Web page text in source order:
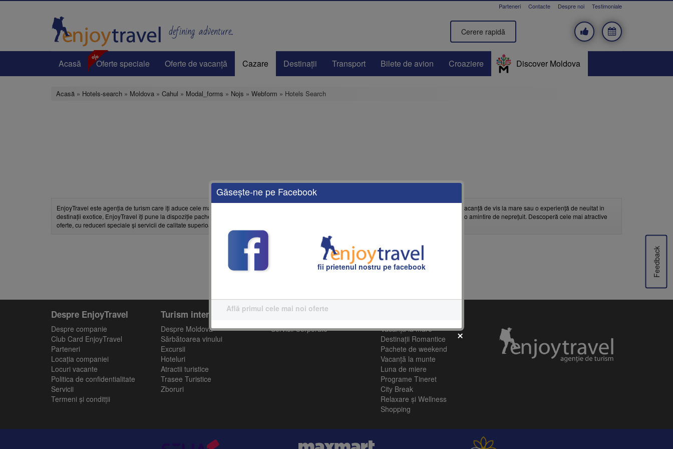
Testimoniale
Despre noi
Contacte
Parteneri
defining adventure.. Cerere rapidă
Acasă
%
Oferte speciale Oferte de vacanță Cazare Destinaţii Transport Bilete de avion Croaziere Discover Moldova
Acasă » Hotels-search » Moldova » Cahul » Modal_forms » Nojs » Webform » Hotels Search
EnjoyTravel este agenția de turism care îți aduce cele mai bune oferte de vacanță, adaptate nevoilor tale. Fie că îți dorești o escapadă de weekend, o vacanță de vis la mare sau o experiență de neuitat în
destinații exotice, EnjoyTravel îți pune la dispoziție pachete personalizate, cu opțiuni de transport, cazare și activități care îți vor transforma vacanța într-o amintire de neprețuit. Descoperă cele mai atractive
oferte, cu reduceri speciale și servicii de calitate superioară, toate planificate cu grijă de echipa noastră de experți în turism.
Despre EnjoyTravel
Despre companie
Club Card EnjoyTravel
Parteneri
Locaţia companiei
Locuri vacante
Politica de confidentialitate
Servicii
Termeni și conditții
Turism intern
Despre Moldova
Sărbătoarea vinului
Excursii
Hoteluri
Atractii turistice
Trasee Turistice
Zboruri
Servicii Corporative
Servicii Corporate
Vacanţă la mare
Destinații Romantice
Pachete de weekend
Vacanță la munte
Luna de miere
Programe Tineret
City Break
Relaxare și Wellness
Shopping
Feedback
Găseşte-ne pe Facebook
fii prietenul nostru pe facebook
Află primul cele mai noi oferte